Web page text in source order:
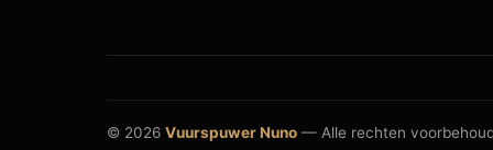
© 2026 Vuurspuwer Nuno — Alle rechten